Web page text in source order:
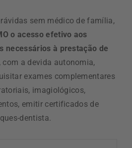
sem médico de família,
o acesso efetivo aos
necessários à prestação de
, com a devida autonomia,
exames complementares
imagiológicos,
emitir certificados de
dentista.